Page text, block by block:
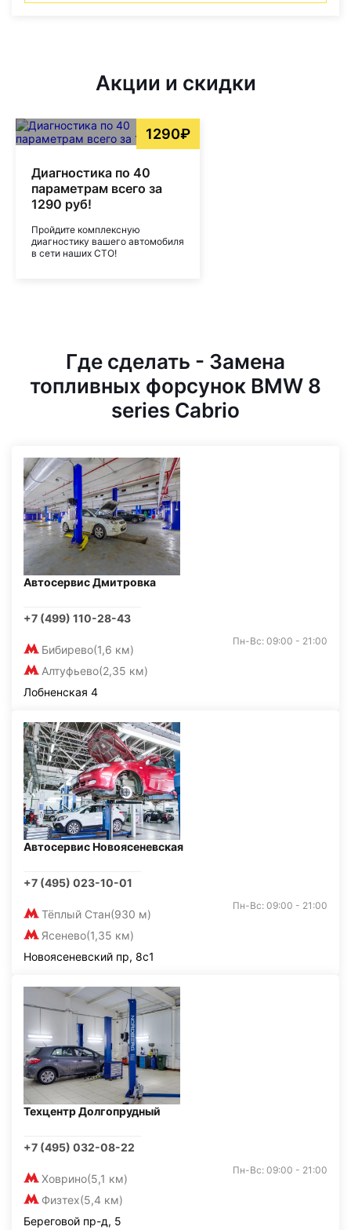
Акции и скидки
1290₽
Диагностика по 40
параметрам всего за
1290 руб!
Пройдите комплексную
диагностику вашего автомобиля
в сети наших СТО!
Где сделать - Замена
топливных форсунок BMW 8
series Cabrio
Автосервис Дмитровка
+7 (499) 110-28-43
Бибирево(1,6 км)
Алтуфьево(2,35 км)
Пн-Вс: 09:00 - 21:00
Лобненская 4
Автосервис Новоясеневская
+7 (495) 023-10-01
Тёплый Стан(930 м)
Ясенево(1,35 км)
Пн-Вс: 09:00 - 21:00
Новоясеневский пр, 8с1
Техцентр Долгопрудный
+7 (495) 032-08-22
Ховрино(5,1 км)
Физтех(5,4 км)
Пн-Вс: 09:00 - 21:00
Береговой пр-д, 5